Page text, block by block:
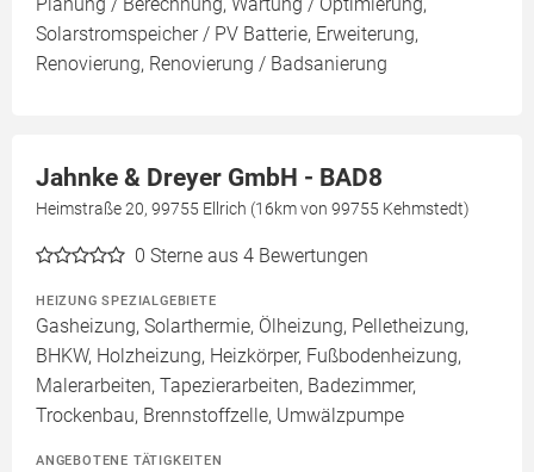
Solarstromspeicher / PV Batterie, Erweiterung,
Renovierung, Renovierung / Badsanierung
Jahnke & Dreyer GmbH - BAD8
Heimstraße 20, 99755 Ellrich (16km von 99755 Kehmstedt)
0 Sterne aus 4 Bewertungen
HEIZUNG SPEZIALGEBIETE
Gasheizung, Solarthermie, Ölheizung, Pelletheizung,
BHKW, Holzheizung, Heizkörper, Fußbodenheizung,
Malerarbeiten, Tapezierarbeiten, Badezimmer,
Trockenbau, Brennstoffzelle, Umwälzpumpe
ANGEBOTENE TÄTIGKEITEN